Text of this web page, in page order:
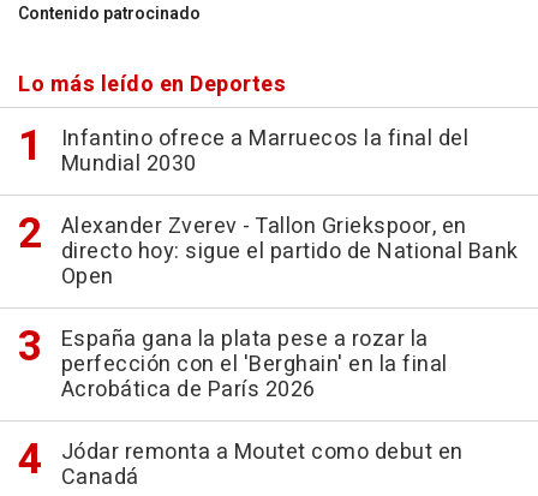
Contenido patrocinado
Lo más leído en Deportes
Infantino ofrece a Marruecos la final del
Mundial 2030
Alexander Zverev - Tallon Griekspoor, en
directo hoy: sigue el partido de National Bank
Open
España gana la plata pese a rozar la
perfección con el 'Berghain' en la final
Acrobática de París 2026
Jódar remonta a Moutet como debut en
Canadá